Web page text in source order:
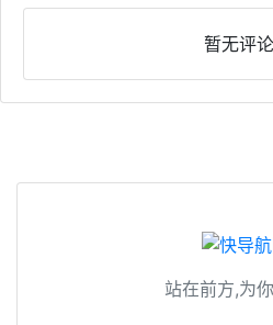
暂无评
站在前方,为你